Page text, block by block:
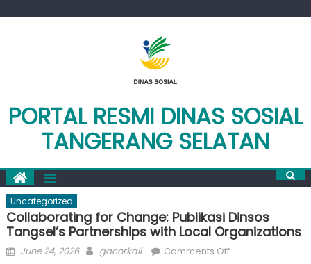
PORTAL RESMI DINAS SOSIAL
TANGERANG SELATAN
Uncategorized
Collaborating for Change: Publikasi Dinsos
Tangsel’s Partnerships with Local Organizations
Posted
June 24, 2026 Author
gacorkali Comments Offon